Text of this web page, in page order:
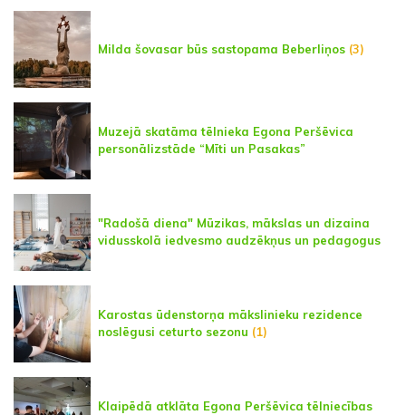
Milda šovasar būs sastopama Beberliņos (3)
Muzejā skatāma tēlnieka Egona Peršēvica
personālizstāde “Mīti un Pasakas”
"Radošā diena" Mūzikas, mākslas un dizaina
vidusskolā iedvesmo audzēkņus un pedagogus
Karostas ūdenstorņa mākslinieku rezidence
noslēgusi ceturto sezonu (1)
Klaipēdā atklāta Egona Peršēvica tēlniecības